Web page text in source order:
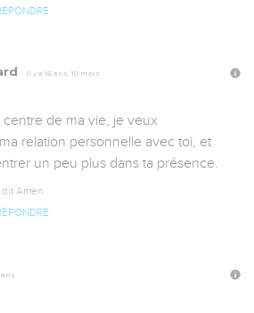
Il y a 16 ans, 10 mois
centre de ma vie, je veux
relation personnelle avec toi, et
un peu plus dans ta présence.
Amen
ans